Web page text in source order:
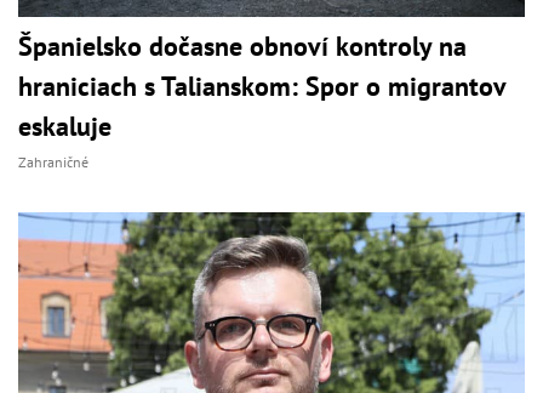
Španielsko dočasne obnoví kontroly na
hraniciach s Talianskom: Spor o migrantov
eskaluje
Zahraničné